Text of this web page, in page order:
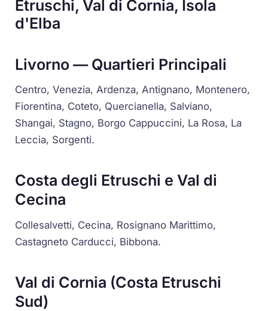
Etruschi, Val di Cornia, Isola
d'Elba
Livorno — Quartieri Principali
Centro, Venezia, Ardenza, Antignano, Montenero,
Fiorentina, Coteto, Quercianella, Salviano,
Shangai, Stagno, Borgo Cappuccini, La Rosa, La
Leccia, Sorgenti.
Costa degli Etruschi e Val di
Cecina
Collesalvetti, Cecina, Rosignano Marittimo,
Castagneto Carducci, Bibbona.
Val di Cornia (Costa Etruschi
Sud)